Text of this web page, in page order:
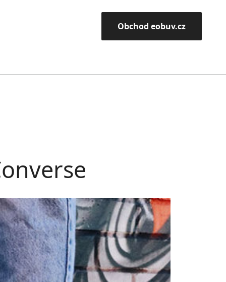
Obchod eobuv.cz